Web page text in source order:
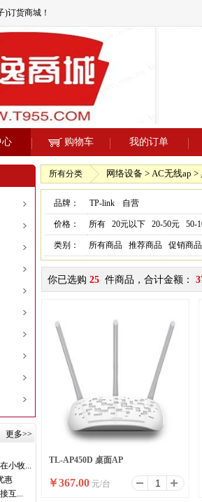
)订货商城！
心 购物车 我的订单
更多>>
小牧...
惠
互...
所有分类 网络设备 > AC无线ap >
品牌： TP-link 自营
价格： 所有 20元以下 20-50元 50-
类别： 所有商品 推荐商品 促销商品
你已选购 25 件商品，合计金额：
TL-AP450D 桌面AP
￥367.00 元/台